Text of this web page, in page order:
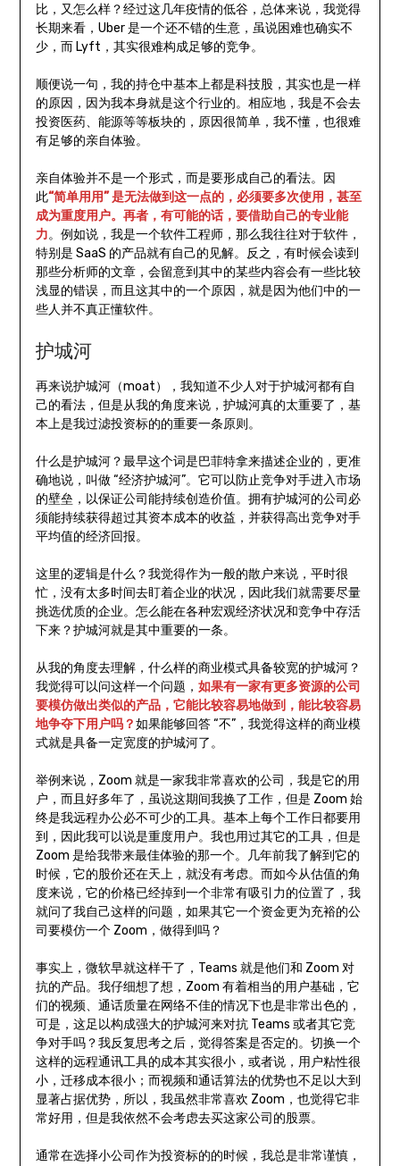
比，又怎么样？经过这几年疫情的低谷，总体来说，我觉得
长期来看，Uber 是一个还不错的生意，虽说困难也确实不
少，而 Lyft，其实很难构成足够的竞争。
顺便说一句，我的持仓中基本上都是科技股，其实也是一样
的原因，因为我本身就是这个行业的。相应地，我是不会去
投资医药、能源等等板块的，原因很简单，我不懂，也很难
有足够的亲自体验。
亲自体验并不是一个形式，而是要形成自己的看法。因
此“简单用用” 是无法做到这一点的，必须要多次使用，甚至
成为重度用户。再者，有可能的话，要借助自己的专业能
力。例如说，我是一个软件工程师，那么我往往对于软件，
特别是 SaaS 的产品就有自己的见解。反之，有时候会读到
那些分析师的文章，会留意到其中的某些内容会有一些比较
浅显的错误，而且这其中的一个原因，就是因为他们中的一
些人并不真正懂软件。
护城河
再来说护城河（moat），我知道不少人对于护城河都有自
己的看法，但是从我的角度来说，护城河真的太重要了，基
本上是我过滤投资标的的重要一条原则。
什么是护城河？最早这个词是巴菲特拿来描述企业的，更准
确地说，叫做 “经济护城河”。它可以防止竞争对手进入市场
的壁垒，以保证公司能持续创造价值。拥有护城河的公司必
须能持续获得超过其资本成本的收益，并获得高出竞争对手
平均值的经济回报。
这里的逻辑是什么？我觉得作为一般的散户来说，平时很
忙，没有太多时间去盯着企业的状况，因此我们就需要尽量
挑选优质的企业。怎么能在各种宏观经济状况和竞争中存活
下来？护城河就是其中重要的一条。
从我的角度去理解，什么样的商业模式具备较宽的护城河？
我觉得可以问这样一个问题， 如果有一家有更多资源的公司
要模仿做出类似的产品，它能比较容易地做到，能比较容易
地争夺下用户吗？如果能够回答 “不”，我觉得这样的商业模
式就是具备一定宽度的护城河了。
举例来说，Zoom 就是一家我非常喜欢的公司，我是它的用
户，而且好多年了，虽说这期间我换了工作，但是 Zoom 始
终是我远程办公必不可少的工具。基本上每个工作日都要用
到，因此我可以说是重度用户。我也用过其它的工具，但是
Zoom 是给我带来最佳体验的那一个。几年前我了解到它的
时候，它的股价还在天上，就没有考虑。而如今从估值的角
度来说，它的价格已经掉到一个非常有吸引力的位置了，我
就问了我自己这样的问题，如果其它一个资金更为充裕的公
司要模仿一个 Zoom，做得到吗？
事实上，微软早就这样干了，Teams 就是他们和 Zoom 对
抗的产品。我仔细想了想，Zoom 有着相当的用户基础，它
们的视频、通话质量在网络不佳的情况下也是非常出色的，
可是，这足以构成强大的护城河来对抗 Teams 或者其它竞
争对手吗？我反复思考之后，觉得答案是否定的。切换一个
这样的远程通讯工具的成本其实很小，或者说，用户粘性很
小，迁移成本很小；而视频和通话算法的优势也不足以大到
显著占据优势，所以，我虽然非常喜欢 Zoom，也觉得它非
常好用，但是我依然不会考虑去买这家公司的股票。
通常在选择小公司作为投资标的的时候，我总是非常谨慎，